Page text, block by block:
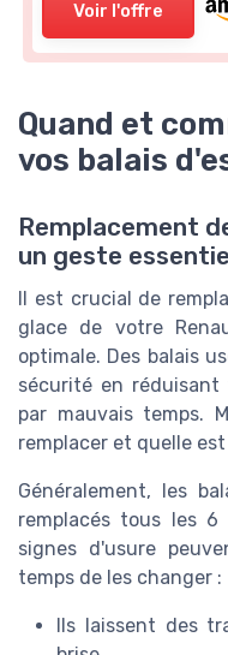
Voir l'offre
Quand et
vos balais
Remplacement
un geste
Il est crucial de
glace de votre
optimale. Des balais
sécurité en
par mauvais temps.
remplacer et quelle
Généralement, les
remplacés tous les 6
signes d'usure
temps de les changer :
Ils laissent des